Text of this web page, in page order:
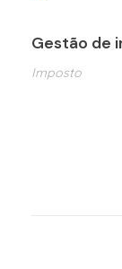
Gestão de
Imposto